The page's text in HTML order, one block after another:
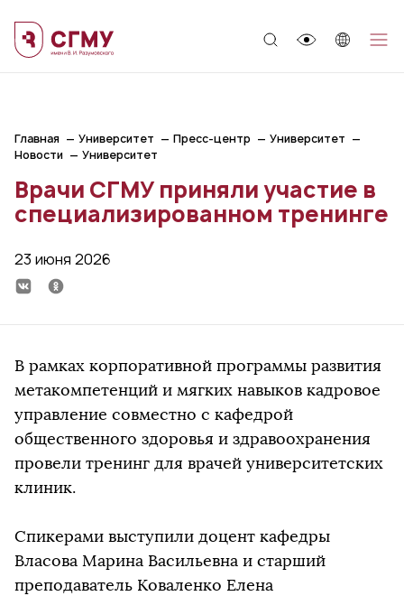
Главная Университет Пресс-центр
Университет
Новости
Университет
Врачи СГМУ приняли участие в
специализированном тренинге
23 июня 2026
В рамках корпоративной программы развития
метакомпетенций и мягких навыков кадровое
управление совместно с кафедрой
общественного здоровья и здравоохранения
провели тренинг для врачей университетских
клиник.
Спикерами выступили доцент кафедры
Власова Марина Васильевна и старший
преподаватель Коваленко Елена